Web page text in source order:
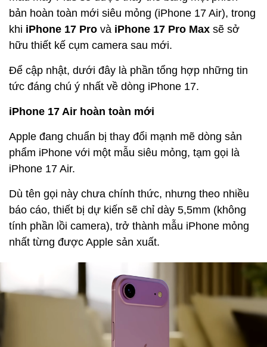
bản hoàn toàn mới siêu mỏng (iPhone 17 Air), trong
khi iPhone 17 Pro và iPhone 17 Pro Max sẽ sở
hữu thiết kế cụm camera sau mới.
Để cập nhật, dưới đây là phần tổng hợp những tin
tức đáng chú ý nhất về dòng iPhone 17.
iPhone 17 Air hoàn toàn mới
Apple đang chuẩn bị thay đổi mạnh mẽ dòng sản
phẩm iPhone với một mẫu siêu mỏng, tạm gọi là
iPhone 17 Air.
Dù tên gọi này chưa chính thức, nhưng theo nhiều
báo cáo, thiết bị dự kiến sẽ chỉ dày 5,5mm (không
tính phần lồi camera), trở thành mẫu iPhone mỏng
nhất từng được Apple sản xuất.